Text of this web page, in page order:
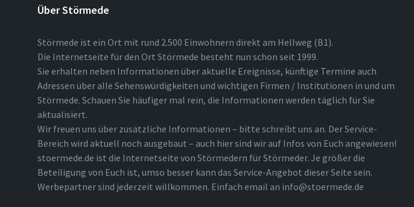
Über Störmede
Störmede ist ein Ort mit rund 2.500 Einwohnern direkt am Hellweg (B1).
Die Internetseite für den Ort Störmede besteht nun schon seit 1999.
Sie erhalten neben Informationen über aktuelle Ereignisse, künftige Termine auch
Adressen über alle Sehenswürdigkeiten und wichtigen Firmen / Institutionen in und um
Störmede. Schauen Sie häufiger mal rein, die Informationen werden täglich für Sie
aktualisiert.
Wir freuen uns über zusätzliche Informationen – bitte schreibt uns an. Der Service-
Bereich wird aktuell noch ausgebaut – auch hier sind wir auf Infos von Euch angewiesen!
stoermede.de ist die Internetseite von Störmedern für Störmeder. Je größer die
Beteiligung von Euch ist, umso besser kann das Service-Angebot dieser Seite sein.
Werbepartner sind jederzeit willkommen. Einfach email an info@stoermede.de